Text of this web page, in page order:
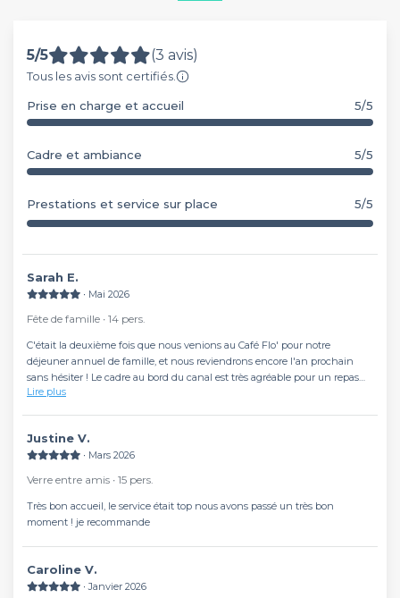
5/5 (3 avis)
Tous les avis sont certifiés.
Prise en charge et accueil 5/5
Cadre et ambiance 5/5
Prestations et service sur place 5/5
Sarah E.
∙ Mai 2026
Fête de famille ∙ 14 pers.
C'était la deuxième fois que nous venions au Café Flo' pour notre
déjeuner annuel de famille, et nous reviendrons encore l'an prochain
sans hésiter ! Le cadre au bord du canal est très agréable pour un repas
en extérieur, le service était irréprochable et le personnel très
Lire plus
Justine V.
∙ Mars 2026
Verre entre amis ∙ 15 pers.
Très bon accueil, le service était top nous avons passé un très bon
moment ! je recommande
Caroline V.
∙ Janvier 2026